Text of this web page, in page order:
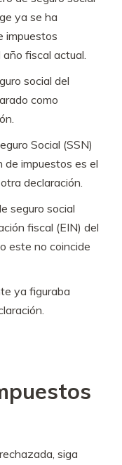
ya se ha
impuestos
fiscal actual.
social del
como
Social (SSN)
de impuestos es el
declaración.
seguro social
fiscal (EIN) del
este no coincide
ya figuraba
siga